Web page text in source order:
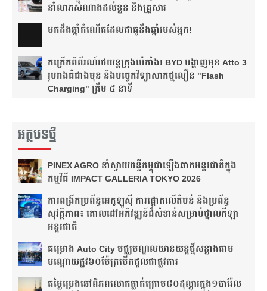
នាំលាភសំណាងដល់ខ្លួន និងគ្រួសារ
មក​ដឹងឆ្នាំ​កំណើត​ដែល​ជា​គូ​នឹង​ឆ្នាំ​របស់​អ្នក!​
កក្រើកពិព័រណ៍រថយន្តក្រុងប៉េកាំង! BYD បង្ហាញមុខ Atto 3
រូបរាងធំជាងមុន និងបច្ចេកវិទ្យាសាកថ្មលឿន "Flash
Charging" ត្រឹម ៥ នាទី
អត្ថបទថ្មី
PINEX AGRO នាំ​ស្វាយចន្ទី​កម្ពុជា​ឡើង​ឆាក​អន្តរជាតិ​​ក្នុង​
កម្មវិធី​ IMPACT GALLERIA TOKYO 2026
ការពង្រីកប្រព័ន្ធអេកូឡូស៊ី ការផ្តោតលើតំបន់ និងប្រព័ន្ធ
សុវត្ថិភាព៖ គោលដៅអភិវឌ្ឍន៍ដ៏សំខាន់សម្រាប់ថ្នាលកីឡា
អន្តរជាតិ
គម្រោង Auto City មជ្ឈមណ្ឌលយានយន្តថ្មីសន្លាង​តាម
បណ្តោយផ្លូវ​​៦០ម៉ែត្រ​បើកជួលជាផ្លូវការ
តម្លៃប្រេងឆៅពិភពលោកធ្លាក់ក្រោម៨០ដុល្លារក្នុង១បារ៉ែល